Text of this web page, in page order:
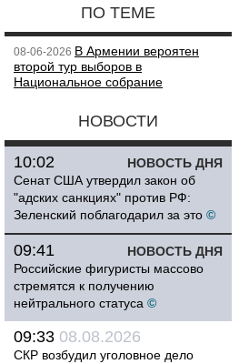
ПО ТЕМЕ
08-06-2026 В Армении вероятен
второй тур выборов в
Национальное собрание
НОВОСТИ
НОВОСТЬ ДНЯ
10:02
Сенат США утвердил закон об
"адских санкциях" против РФ:
Зеленский поблагодарил за это ©
НОВОСТЬ ДНЯ
09:41
Российские фигуристы массово
стремятся к получению
нейтрального статуса ©
09:33 08.08.2026
СКР возбудил уголовное дело